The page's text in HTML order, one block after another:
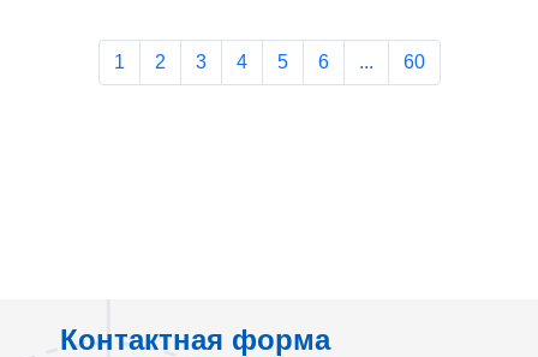
1 2 3 4 5 6 ... 60
Контактная форма